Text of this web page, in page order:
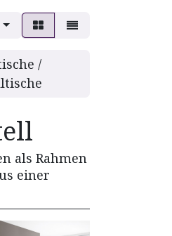
/
als Rahmen
einer